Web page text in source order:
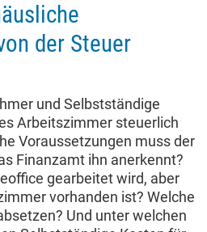
der Steuer
und Selbstständige
Arbeitszimmer steuerlich
Voraussetzungen muss der
Finanzamt ihn anerkennt?
gearbeitet wird, aber
vorhanden ist? Welche
Und unter welchen